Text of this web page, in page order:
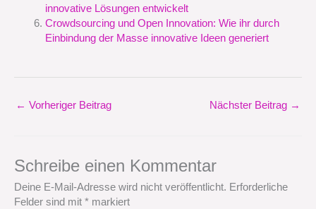
innovative Lösungen entwickelt
Crowdsourcing und Open Innovation: Wie ihr durch
Einbindung der Masse innovative Ideen generiert
← Vorheriger Beitrag Nächster Beitrag →
Schreibe einen Kommentar
Deine E-Mail-Adresse wird nicht veröffentlicht. Erforderliche
Felder sind mit * markiert